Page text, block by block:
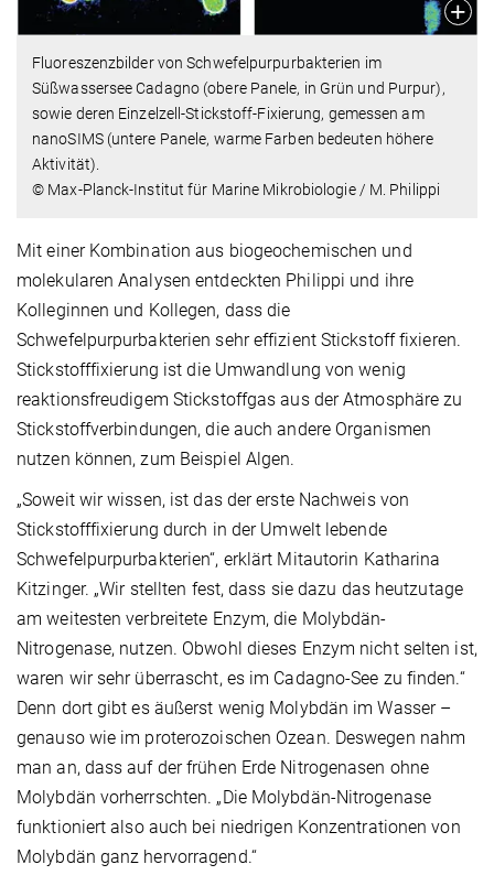
Fluoreszenzbilder von Schwefelpurpurbakterien im
Süßwassersee Cadagno (obere Panele, in Grün und Purpur),
sowie deren Einzelzell-Stickstoff-Fixierung, gemessen am
nanoSIMS (untere Panele, warme Farben bedeuten höhere
Aktivität).
© Max-Planck-Institut für Marine Mikrobiologie / M. Philippi
Mit einer Kombination aus biogeochemischen und
molekularen Analysen entdeckten Philippi und ihre
Kolleginnen und Kollegen, dass die
Schwefelpurpurbakterien sehr effizient Stickstoff fixieren.
Stickstofffi­xierung ist die Umwandlung von wenig
reaktionsfreudigem Stickstoffgas aus der Atmosphäre zu
Stick­stoffverbindungen, die auch andere Organismen
nutzen können, zum Beispiel Algen.
„Soweit wir wissen, ist das der erste Nachweis von
Stickstofffixierung durch in der Umwelt lebende
Schwefelpurpurbakterien“, erklärt Mitautorin Katharina
Kitzinger. „Wir stellten fest, dass sie dazu das heutzutage
am weitesten verbreitete Enzym, die Molybdän-
Nitrogenase, nutzen. Obwohl dieses Enzym nicht selten ist,
waren wir sehr überrascht, es im Cadagno-See zu finden.“
Denn dort gibt es äußerst wenig Molybdän im Wasser –
genauso wie im proterozoischen Ozean. Deswegen nahm
man an, dass auf der frühen Erde Nitrogenasen ohne
Molybdän vorherrschten. „Die Molybdän-Nitrogenase
funktioniert also auch bei niedrigen Konzentrationen von
Molybdän ganz hervorragend.“